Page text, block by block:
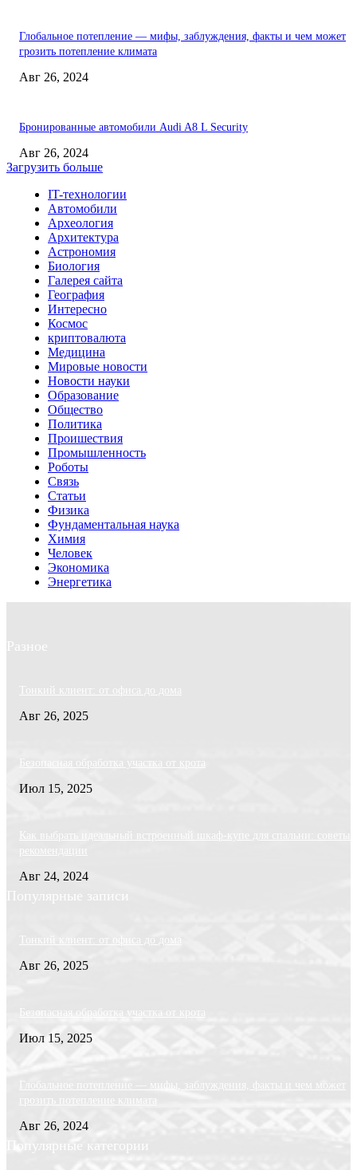
Глобальное потепление — мифы, заблуждения, факты и чем может
грозить потепление климата
Авг 26, 2024
Бронированные автомобили Audi A8 L Security
Авг 26, 2024
Загрузить больше
IT-технологии
Автомобили
Археология
Архитектура
Астрономия
Биология
Галерея сайта
География
Интересно
Космос
криптовалюта
Медицина
Мировые новости
Новости науки
Образование
Общество
Политика
Проишествия
Промышленность
Роботы
Связь
Статьи
Физика
Фундаментальная наука
Химия
Человек
Экономика
Энергетика
Разное
Тонкий клиент: от офиса до дома
Авг 26, 2025
Безопасная обработка участка от крота
Июл 15, 2025
Как выбрать идеальный встроенный шкаф-купе для спальни: советы
рекомендации
Авг 24, 2024
Популярные записи
Тонкий клиент: от офиса до дома
Авг 26, 2025
Безопасная обработка участка от крота
Июл 15, 2025
Глобальное потепление — мифы, заблуждения, факты и чем может
грозить потепление климата
Авг 26, 2024
Популярные категории